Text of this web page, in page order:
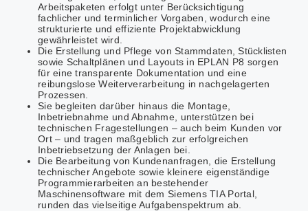
Arbeitspaketen erfolgt unter Berücksichtigung
fachlicher und terminlicher Vorgaben, wodurch eine
strukturierte und effiziente Projektabwicklung
gewährleistet wird.
Die Erstellung und Pflege von Stammdaten, Stücklisten
sowie Schaltplänen und Layouts in EPLAN P8 sorgen
für eine transparente Dokumentation und eine
reibungslose Weiterverarbeitung in nachgelagerten
Prozessen.
Sie begleiten darüber hinaus die Montage,
Inbetriebnahme und Abnahme, unterstützen bei
technischen Fragestellungen – auch beim Kunden vor
Ort – und tragen maßgeblich zur erfolgreichen
Inbetriebsetzung der Anlagen bei.
Die Bearbeitung von Kundenanfragen, die Erstellung
technischer Angebote sowie kleinere eigenständige
Programmierarbeiten an bestehender
Maschinensoftware mit dem Siemens TIA Portal,
runden das vielseitige Aufgabenspektrum ab.